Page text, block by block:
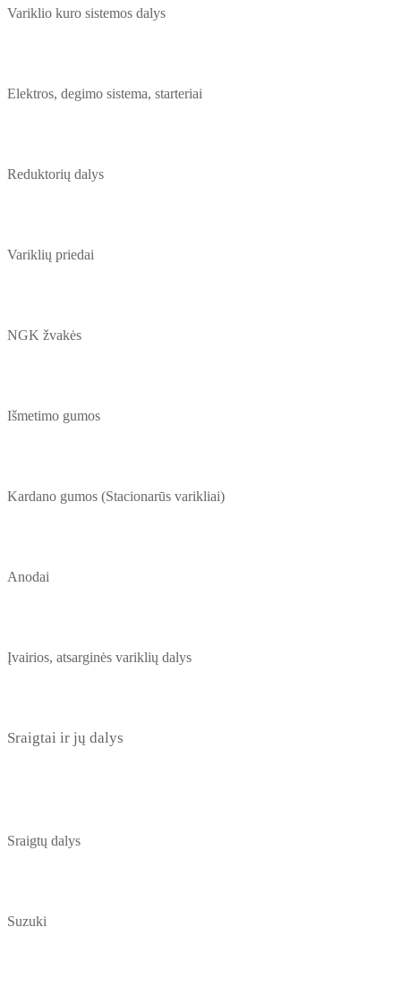
Variklio kuro sistemos dalys
Elektros, degimo sistema, starteriai
Reduktorių dalys
Variklių priedai
NGK žvakės
Išmetimo gumos
Kardano gumos (Stacionarūs varikliai)
Anodai
Įvairios, atsarginės variklių dalys
Sraigtai ir jų dalys
Sraigtų dalys
Suzuki